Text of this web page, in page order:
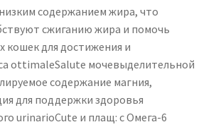
содержанием жира, что
сжиганию жира и помочь
кошек для достижения и
ottimaleSalute мочевыделительной
содержание магния,
для поддержки здоровья
urinarioCute и плащ: с Омега-6